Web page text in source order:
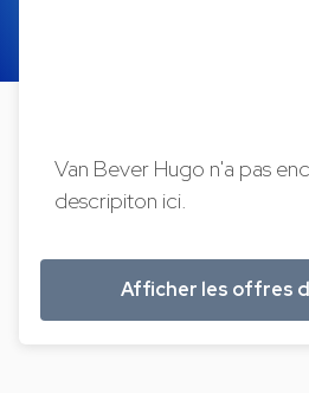
Van Bever Hugo n'a pas
descripiton ici.
Afficher les offres